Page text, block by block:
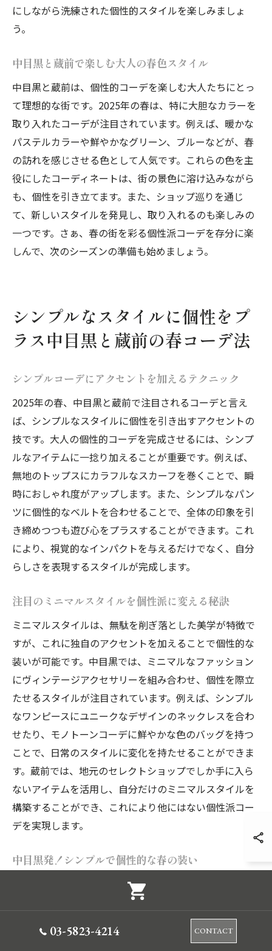
にしながら洗練された個性的スタイルを楽しみましょ
う。
中目黒と蔵前で楽しむ大人の春色スタイル
中目黒と蔵前は、個性的コーデを楽しむ大人たちにとっ
て理想的な街です。2025年の春は、特に大胆なカラーを
取り入れたコーデが注目されています。例えば、暖かな
パステルカラーや鮮やかなグリーン、ブルーなどが、春
の訪れを感じさせる色として人気です。これらの色を主
役にしたコーディネートは、街の景色に溶け込みながら
も、個性を引き立てます。また、ショップ巡りを通じ
て、新しいスタイルを発見し、取り入れるのも楽しみの
一つです。さぁ、春の街を彩る個性派コーデを存分に楽
しんで、次のシーズンの準備も始めましょう。
シンプルなスタイルに個性をプ
ラス中目黒と蔵前の春コーデ法
シンプルコーデにアクセントを加えるテクニック
2025年の春、中目黒と蔵前で注目されるコーデと言え
ば、シンプルなスタイルに個性を引き出すアクセントの
技です。大人の個性的コーデを完成させるには、シンプ
ルなアイテムに一捻り加えることが重要です。例えば、
無地のトップスにカラフルなスカーフを巻くことで、瞬
時におしゃれ度がアップします。また、シンプルなパン
ツに個性的なベルトを合わせることで、全体の印象を引
き締めつつも遊び心をプラスすることができます。これ
により、視覚的なインパクトを与えるだけでなく、自分
らしさを表現するスタイルが完成します。
注目のミニマルスタイルを個性派に変える秘訣
ミニマルスタイルは、無駄を削ぎ落とした美学が特徴で
すが、これに独自のアクセントを加えることで個性的な
装いが可能です。中目黒では、ミニマルなファッション
にヴィンテージアクセサリーを組み合わせ、個性を際立
たせるスタイルが注目されています。例えば、シンプル
なワンピースにユニークなデザインのネックレスを合わ
せたり、モノトーンコーデに鮮やかな色のバッグを持つ
ことで、日常のスタイルに変化を持たせることができま
す。蔵前では、地元のセレクトショップでしか手に入ら
ないアイテムを活用し、自分だけのミニマルスタイルを
構築することができ、これにより他にはない個性派コー
デを実現します。
中目黒発！シンプルで個性的な春の装い
中目黒は、ユニークな個性を持つファッション愛好者に
とって、真の宝庫です。このエリアでは、シンプルさを
大切にしつつも、アクセントたっぷりの個性的なコーデ
ィネートが注目されています。例えば、シンプルなシル
03-5823-4214 CONTACT